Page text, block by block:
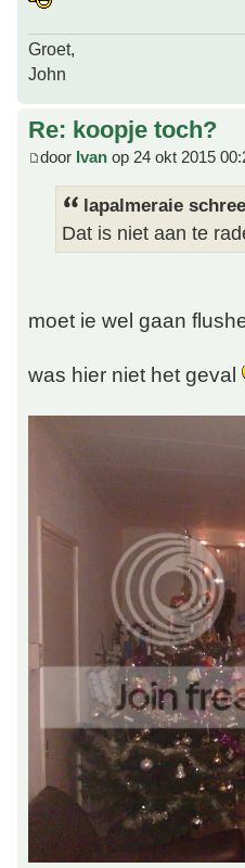
Groet,
John
Re: koopje toch?
door Ivan op 24 okt 2015
lapalmeraie
Dat is niet aan te
moet ie wel gaan
was hier niet het geval